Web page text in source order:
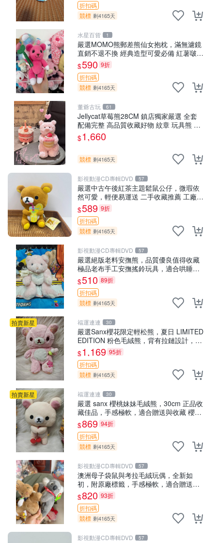
折扣碼
競標 剩4165天
水星百貨 1
嚴選MOMO熊郵差熊仙女抱枕，滿無濾鏡
直銷不退不換 經典造型可愛必備 紅薯啵啵
間抱枕 抱枕 時尚
$590 9折
折扣碼
競標 剩4165天
董爺古玩 61
Jellycat草莓熊28CM 鎮店獨家嚴選 全套
配備完整 高品質收藏好物 紋章 玩具熊 定
制熊
$1,660
競標 剩4165天
影視動漫CD專輯DVD 57
嚴選中古午後紅茶主題鬆鼠公仔，微瑕依
然可愛，輕便易運送 二手收藏推薦 工廠直
營 快遞到府 中古 玩偶 公仔
$589 9折
折扣碼
競標 剩4165天
影視動漫CD專輯DVD 57
嚴選絕版老料安撫熊，品質優良值得收藏
極品老布手工安撫搖鈴玩具，適合哄睡寶
貝 超柔老料搖鈴熊，專為孩子設計的安心
伴護 推薦絕版老布製工藝搖鈴熊，可當作
童
$510 89折
折扣碼
競標 剩4165天
拍賣新星 福運連連 30
嚴選Sanx櫻花限定輕松熊，夏日 LIMITED
EDITION 粉色毛絨熊，背有拉鏈設計，肚
內填充豆袋，精致工藝呈現，狀態如新，
適合收藏與送人 櫻花、
$1,169 95折
折扣碼
競標 剩4165天
拍賣新星 福運連連 30
嚴選 sanx 櫻桃妹妹毛絨熊，30cm 正品收
藏佳品，手感極軟，適合贈送與收藏 櫻桃
妹妹、sanx、毛絨熊
$869 94折
折扣碼
競標 剩4165天
影視動漫CD專輯DVD 57
澳洲母子袋鼠與考拉毛絨玩偶，全新如
初，附原廠標籤，手感極軟，適合贈送親
朋好友。袋鼠與考拉正版，精緻尺寸，適
合作為收藏或家飾擺設，增添暖意。 母
子、袋鼠、
$820 93折
折扣碼
競標 剩4165天
影視動漫CD專輯DVD 57